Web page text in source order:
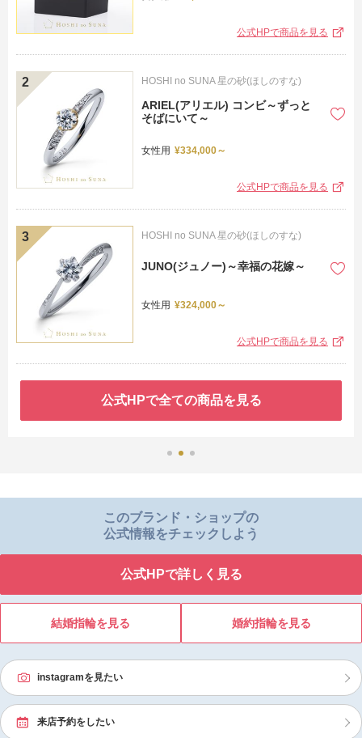
公式HPで商品を見る
HOSHI no SUNA 星の砂(ほしのすな)
ARIEL(アリエル) コンビ～ずっと
そばにいて～
女性用 ¥334,000～
公式HPで商品を見る
HOSHI no SUNA 星の砂(ほしのすな)
JUNO(ジュノー)～幸福の花嫁～
女性用 ¥324,000～
公式HPで商品を見る
公式HPで全ての商品を見る
このブランド・ショップの
公式情報をチェックしよう
公式HPで詳しく見る
結婚指輪を見る 婚約指輪を見る
instagramを見たい
来店予約をしたい